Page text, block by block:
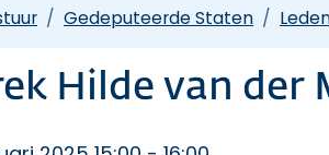
Gedeputeerde Staten
Hilde van der